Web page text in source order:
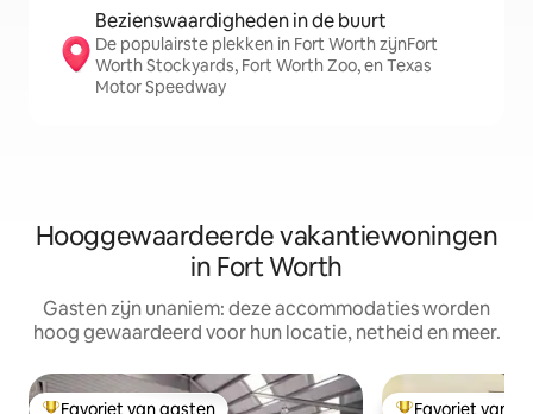
Bezienswaardigheden in de buurt
De populairste plekken in Fort Worth zijnFort
Worth Stockyards, Fort Worth Zoo, en Texas
Motor Speedway
Hooggewaardeerde vakantiewoningen
in Fort Worth
Gasten zijn unaniem: deze accommodaties worden
hoog gewaardeerd voor hun locatie, netheid en meer.
Favoriet van gasten Favoriet van